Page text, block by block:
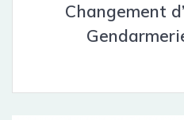
Changement